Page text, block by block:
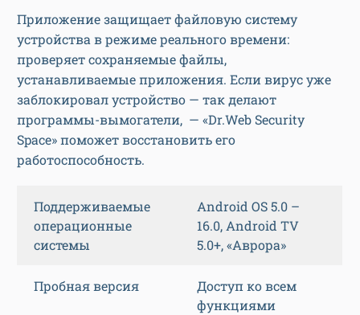
Приложение защищает файловую систему
устройства в режиме реального времени:
проверяет сохраняемые файлы,
устанавливаемые приложения. Если вирус уже
заблокировал устройство — так делают
программы-вымогатели, — «Dr.Web Security
Space» поможет восстановить его
работоспособность.
Поддерживаемые
операционные
системы
Android OS 5.0 –
16.0, Android TV
5.0+, «Аврора»
Пробная версия
Доступ ко всем
функциями